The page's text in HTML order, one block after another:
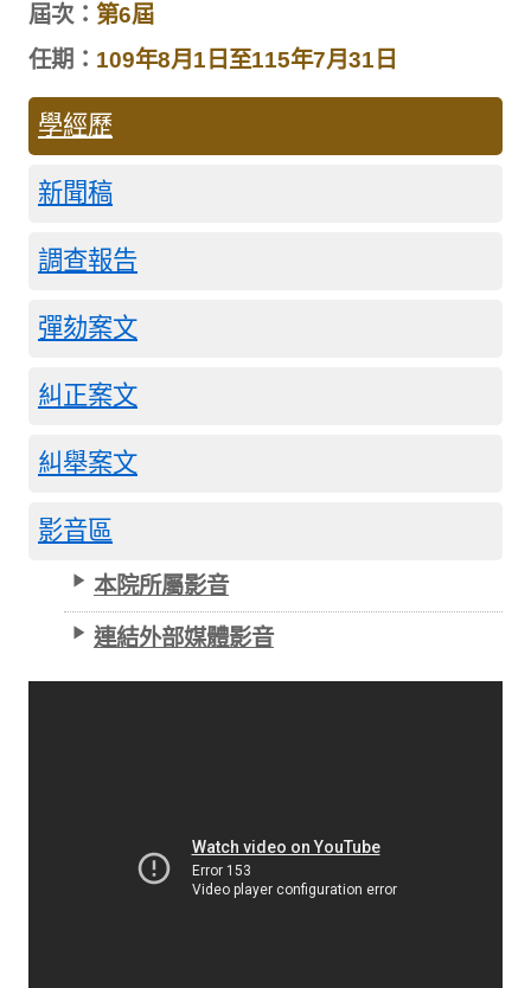
屆次： 第6屆
任期： 109年8月1日至115年7月31日
學經歷
新聞稿
調查報告
彈劾案文
糾正案文
糾舉案文
影音區
本院所屬影音
連結外部媒體影音